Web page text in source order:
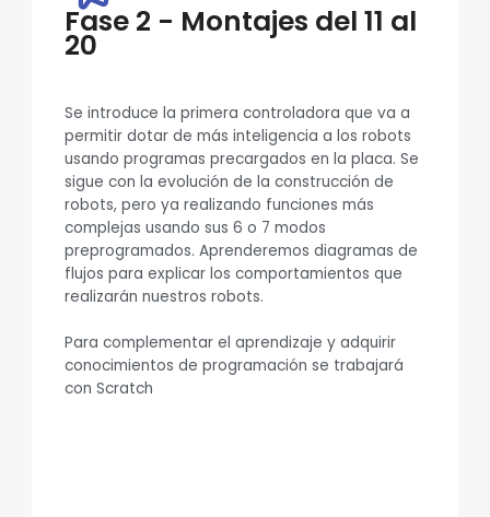
Fase 2 - Montajes del 11 al
20
Se introduce la primera controladora que va a
permitir dotar de más inteligencia a los robots
usando programas precargados en la placa. Se
sigue con la evolución de la construcción de
robots, pero ya realizando funciones más
complejas usando sus 6 o 7 modos
preprogramados. Aprenderemos diagramas de
flujos para explicar los comportamientos que
realizarán nuestros robots.
Para complementar el aprendizaje y adquirir
conocimientos de programación se trabajará
con Scratch